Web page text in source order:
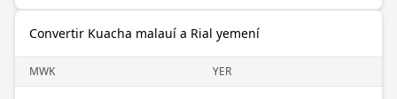
Convertir Kuacha malauí a Rial yemení
MWK YER